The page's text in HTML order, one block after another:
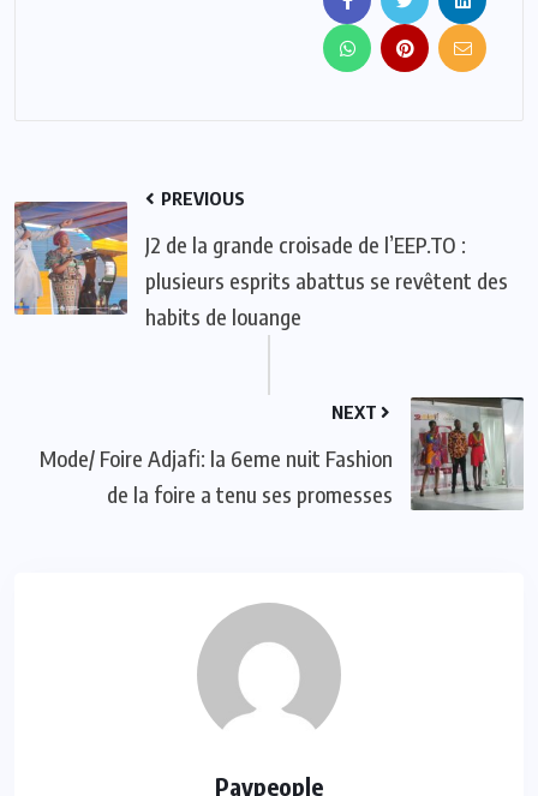
PREVIOUS
J2 de la grande croisade de l’EEP.TO :
plusieurs esprits abattus se revêtent des
habits de louange
NEXT
Mode/ Foire Adjafi: la 6eme nuit Fashion
de la foire a tenu ses promesses
Paypeople